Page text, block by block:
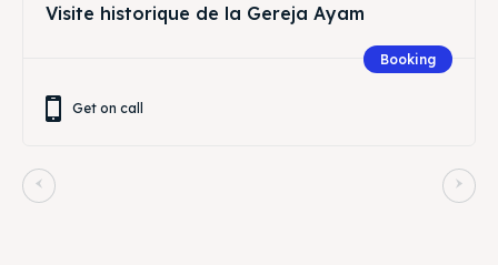
Visite historique de la Gereja Ayam
Booking
Get on call